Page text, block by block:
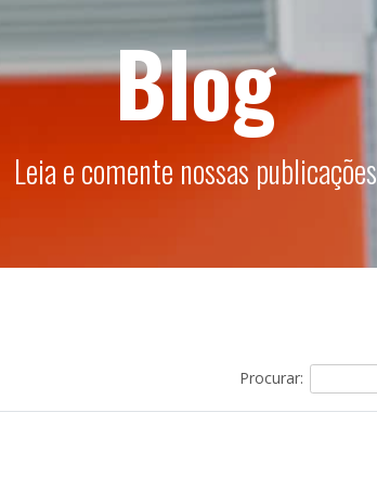
Blog
Leia e comente nossas publicações
Procurar: